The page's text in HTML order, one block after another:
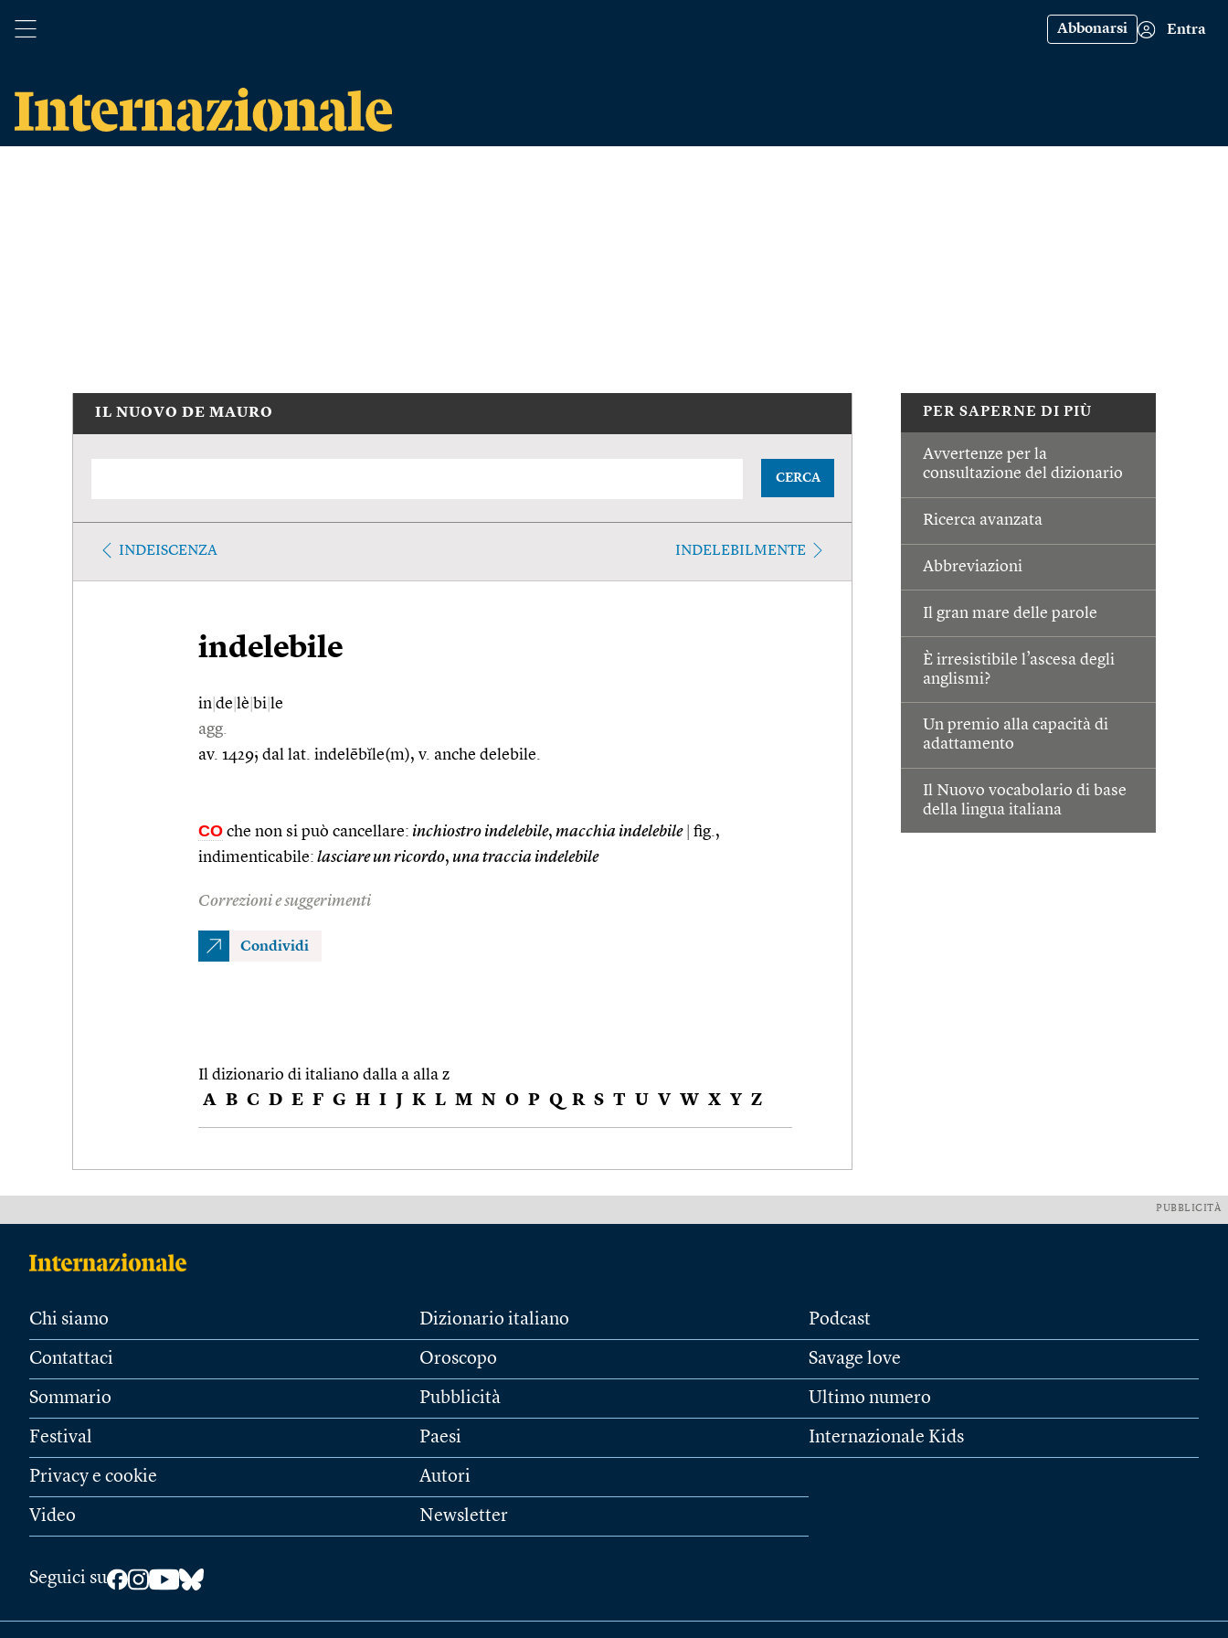
Abbonarsi Entra
PER SAPERNE DI PIÙ
Avvertenze per la
consultazione del dizionario
Ricerca avanzata
Abbreviazioni
Il gran mare delle parole
È irresistibile l’ascesa degli
anglismi?
Un premio alla capacità di
adattamento
Il Nuovo vocabolario di base
della lingua italiana
IL NUOVO DE MAURO
CERCA
INDEISCENZA INDELEBILMENTE
indelebile
in de lè bi le
agg.
av. 1429; dal lat. indelēbĭle(m), v. anche delebile.
CO che non si può cancellare: inchiostro indelebile, macchia indelebile
fig.,
indimenticabile: lasciare un ricordo, una traccia indelebile
Correzioni e suggerimenti
Condividi
Il dizionario di italiano dalla a alla z
A B C D E F G H I J K L M N O P Q R S T U V W X Y Z
PUBBLICITÀ
Chi siamo
Contattaci
Sommario
Festival
Privacy e cookie
Video
Dizionario italiano
Oroscopo
Pubblicità
Paesi
Autori
Newsletter
Podcast
Savage love
Ultimo numero
Internazionale Kids
Seguici su